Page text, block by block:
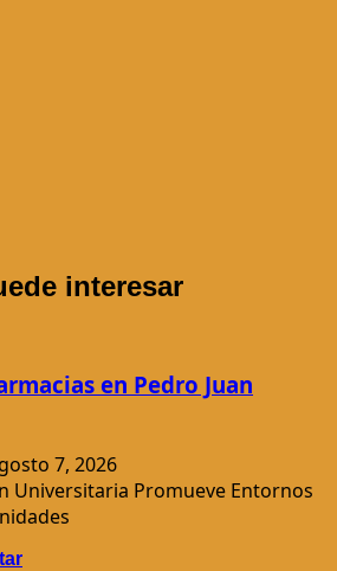
interesar
en Pedro Juan
7, 2026